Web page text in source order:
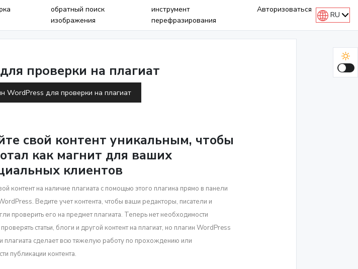
обратный поиск
изображения
инструмент
перефразирования
Авторизоваться
RU
проверки на плагиат
WordPress для проверки на плагиат
свой контент уникальным, чтобы
как магнит для ваших
клиентов
контент на наличие плагиата с помощью этого плагина прямо в панели
Ведите учет контента, чтобы ваши редакторы, писатели и
проверить его на предмет плагиата. Теперь нет необходимости
статьи, блоги и другой контент на плагиат, но плагин WordPress
плагиата сделает всю тяжелую работу по прохождению или
публикации контента.